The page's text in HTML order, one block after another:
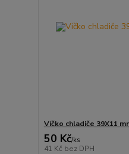
Víčko chladiče 39X11
50 Kč/ks
41 Kč bez DPH